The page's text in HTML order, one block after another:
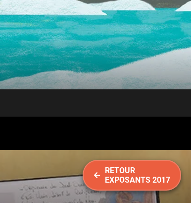
RETOUR
EXPOSANTS 2017